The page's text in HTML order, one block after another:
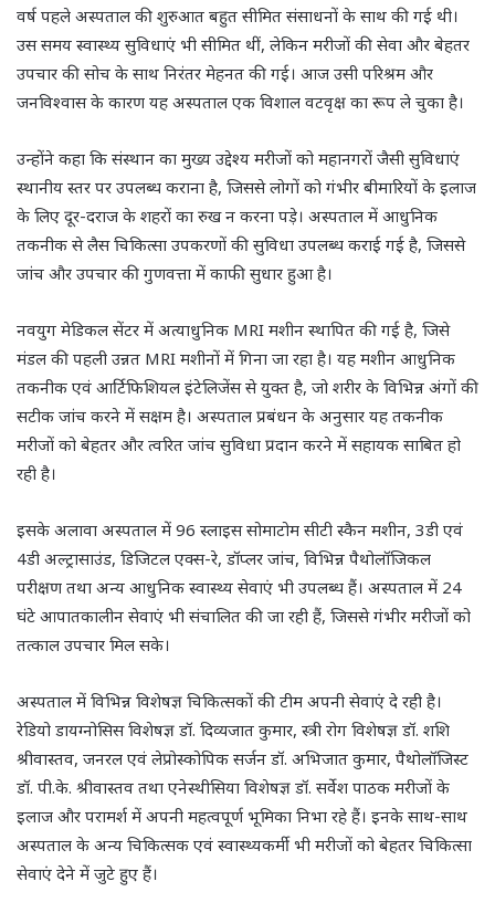
वर्ष पहले अस्पताल की शुरुआत बहुत सीमित संसाधनों के साथ की गई थी।
उस समय स्वास्थ्य सुविधाएं भी सीमित थीं, लेकिन मरीजों की सेवा और बेहतर
उपचार की सोच के साथ निरंतर मेहनत की गई। आज उसी परिश्रम और
जनविश्वास के कारण यह अस्पताल एक विशाल वटवृक्ष का रूप ले चुका है।
उन्होंने कहा कि संस्थान का मुख्य उद्देश्य मरीजों को महानगरों जैसी सुविधाएं
स्थानीय स्तर पर उपलब्ध कराना है, जिससे लोगों को गंभीर बीमारियों के इलाज
के लिए दूर-दराज के शहरों का रुख न करना पड़े। अस्पताल में आधुनिक
तकनीक से लैस चिकित्सा उपकरणों की सुविधा उपलब्ध कराई गई है, जिससे
जांच और उपचार की गुणवत्ता में काफी सुधार हुआ है।
नवयुग मेडिकल सेंटर में अत्याधुनिक MRI मशीन स्थापित की गई है, जिसे
मंडल की पहली उन्नत MRI मशीनों में गिना जा रहा है। यह मशीन आधुनिक
तकनीक एवं आर्टिफिशियल इंटेलिजेंस से युक्त है, जो शरीर के विभिन्न अंगों की
सटीक जांच करने में सक्षम है। अस्पताल प्रबंधन के अनुसार यह तकनीक
मरीजों को बेहतर और त्वरित जांच सुविधा प्रदान करने में सहायक साबित हो
रही है।
इसके अलावा अस्पताल में 96 स्लाइस सोमाटोम सीटी स्कैन मशीन, 3डी एवं
4डी अल्ट्रासाउंड, डिजिटल एक्स-रे, डॉप्लर जांच, विभिन्न पैथोलॉजिकल
परीक्षण तथा अन्य आधुनिक स्वास्थ्य सेवाएं भी उपलब्ध हैं। अस्पताल में 24
घंटे आपातकालीन सेवाएं भी संचालित की जा रही हैं, जिससे गंभीर मरीजों को
तत्काल उपचार मिल सके।
अस्पताल में विभिन्न विशेषज्ञ चिकित्सकों की टीम अपनी सेवाएं दे रही है।
रेडियो डायग्नोसिस विशेषज्ञ डॉ. दिव्यजात कुमार, स्त्री रोग विशेषज्ञ डॉ. शशि
श्रीवास्तव, जनरल एवं लेप्रोस्कोपिक सर्जन डॉ. अभिजात कुमार, पैथोलॉजिस्ट
डॉ. पी.के. श्रीवास्तव तथा एनेस्थीसिया विशेषज्ञ डॉ. सर्वेश पाठक मरीजों के
इलाज और परामर्श में अपनी महत्वपूर्ण भूमिका निभा रहे हैं। इनके साथ-साथ
अस्पताल के अन्य चिकित्सक एवं स्वास्थ्यकर्मी भी मरीजों को बेहतर चिकित्सा
सेवाएं देने में जुटे हुए हैं।